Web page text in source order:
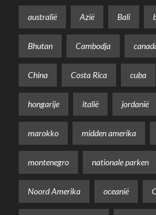
australië Azië Bali
Bhutan Cambodja
China Costa Rica cuba
hongarije italië jordanië
marokko midden amerika
montenegro nationale parken
Noord Amerika oceanië